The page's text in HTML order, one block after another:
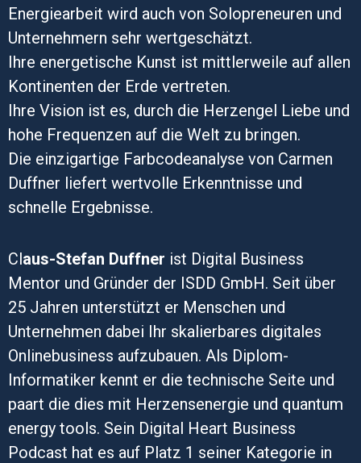
Energiearbeit wird auch von Solopreneuren und
Unternehmern sehr wertgeschätzt.
Ihre energetische Kunst ist mittlerweile auf allen
Kontinenten der Erde vertreten.
Ihre Vision ist es, durch die Herzengel Liebe und
hohe Frequenzen auf die Welt zu bringen.
Die einzigartige Farbcodeanalyse von Carmen
Duffner liefert wertvolle Erkenntnisse und
schnelle Ergebnisse.
Claus-Stefan Duffner ist Digital Business
Mentor und Gründer der ISDD GmbH. Seit über
25 Jahren unterstützt er Menschen und
Unternehmen dabei Ihr skalierbares digitales
Onlinebusiness aufzubauen. Als Diplom-
Informatiker kennt er die technische Seite und
paart die dies mit Herzensenergie und quantum
energy tools. Sein Digital Heart Business
Podcast hat es auf Platz 1 seiner Kategorie in